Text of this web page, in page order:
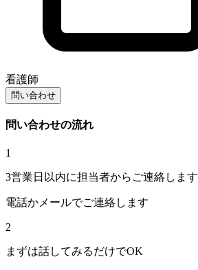
看護師
問い合わせ
問い合わせの流れ
1
3営業日以内に担当者からご連絡します
電話かメールでご連絡します
2
まずは話してみるだけでOK